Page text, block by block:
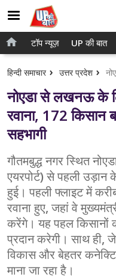
होम
टॉप न्यूज़
UP की बात
राजनीति
क्राइम
शिक्षा
वेब स्टोरी
टॉप न्यूज़ UP की बात
हिन्दी समाचार उत्तर प्रदेश
नोएडा से लखनऊ के
रवाना, 172 किसान
सहभागी
गौतमबुद्ध नगर स्थित
एयरपोर्ट) से पहली
हुई। पहली फ्लाइट में
रवाना हुए, जहां वे
करेंगे। यह पहल किसानों
प्रदान करेगी। साथ ही,
विकास और बेहतर
माना जा रहा है।
गाजियाबाद
लखनऊ
कानपुर
वाराणसी
आगरा
अयोध्या
अलीगढ़